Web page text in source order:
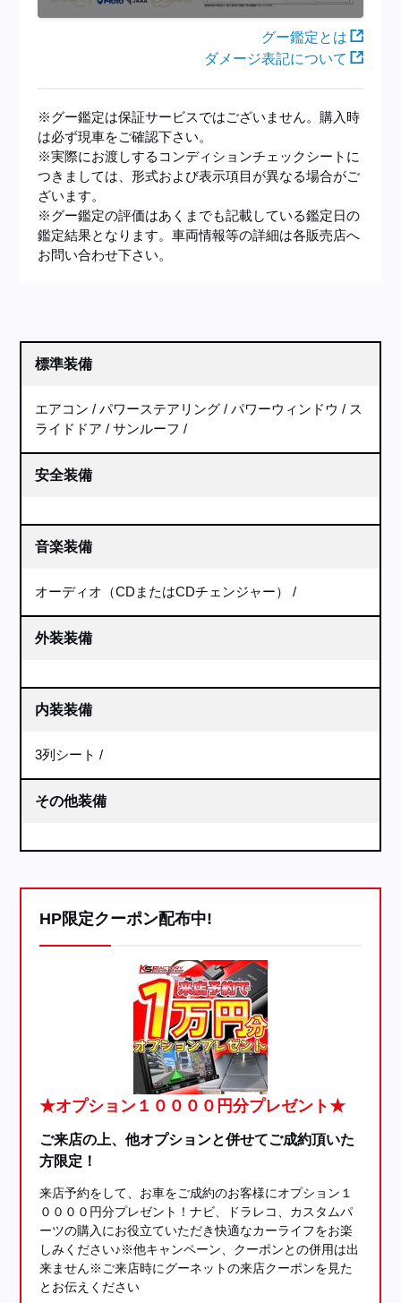
グー鑑定とは
ダメージ表記について
※グー鑑定は保証サービスではございません。購入時
は必ず現車をご確認下さい。
※実際にお渡しするコンディションチェックシートに
つきましては、形式および表示項目が異なる場合がご
ざいます。
※グー鑑定の評価はあくまでも記載している鑑定日の
鑑定結果となります。車両情報等の詳細は各販売店へ
お問い合わせ下さい。
標準装備
エアコン パワーステアリング パワーウィンドウ
ス
ライドドア
サンルーフ
安全装備
音楽装備
オーディオ（CDまたはCDチェンジャー）
外装装備
内装装備
3列シート
その他装備
HP限定クーポン配布中!
★オプション１００００円分プレゼント★
ご来店の上、他オプションと併せてご成約頂いた
方限定！
来店予約をして、お車をご成約のお客様にオプション１
００００円分プレゼント！ナビ、ドラレコ、カスタムパ
ーツの購入にお役立ていただき快適なカーライフをお楽
しみください♪※他キャンペーン、クーポンとの併用は出
来ません※ご来店時にグーネットの来店クーポンを見た
とお伝えください